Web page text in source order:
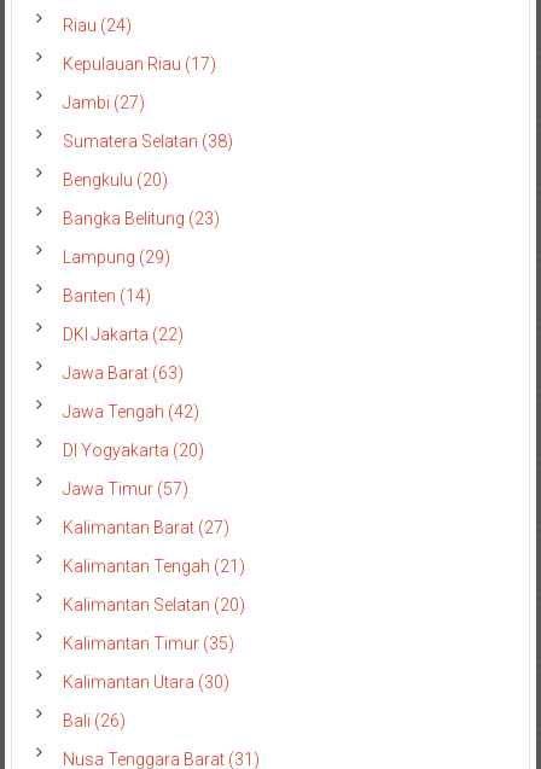
Riau (24)
Kepulauan Riau (17)
Jambi (27)
Sumatera Selatan (38)
Bengkulu (20)
Bangka Belitung (23)
Lampung (29)
Banten (14)
DKI Jakarta (22)
Jawa Barat (63)
Jawa Tengah (42)
DI Yogyakarta (20)
Jawa Timur (57)
Kalimantan Barat (27)
Kalimantan Tengah (21)
Kalimantan Selatan (20)
Kalimantan Timur (35)
Kalimantan Utara (30)
Bali (26)
Nusa Tenggara Barat (31)